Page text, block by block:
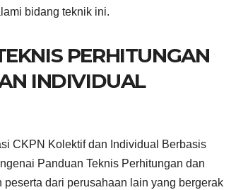
bidang teknik ini.
PERHITUNGAN
INDIVIDUAL
CKPN Kolektif dan Individual Berbasis
Panduan Teknis Perhitungan dan
dari perusahaan lain yang bergerak